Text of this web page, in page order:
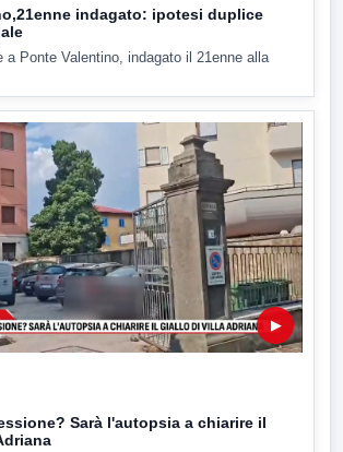
indagato: ipotesi duplice
a Ponte Valentino, indagato il 21enne alla
▶
Sarà l'autopsia a chiarire il